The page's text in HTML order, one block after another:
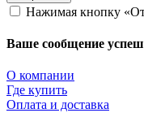
Нажимая кнопку
Ваше сообщение
О компании
Где купить
Оплата и доставка